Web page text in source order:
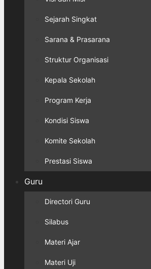
Sejarah Singkat
Sarana & Prasarana
Struktur Organisasi
Kepala Sekolah
Program Kerja
Kondisi Siswa
Komite Sekolah
Prestasi Siswa
Guru
Directori Guru
Silabus
Materi Ajar
Materi Uji